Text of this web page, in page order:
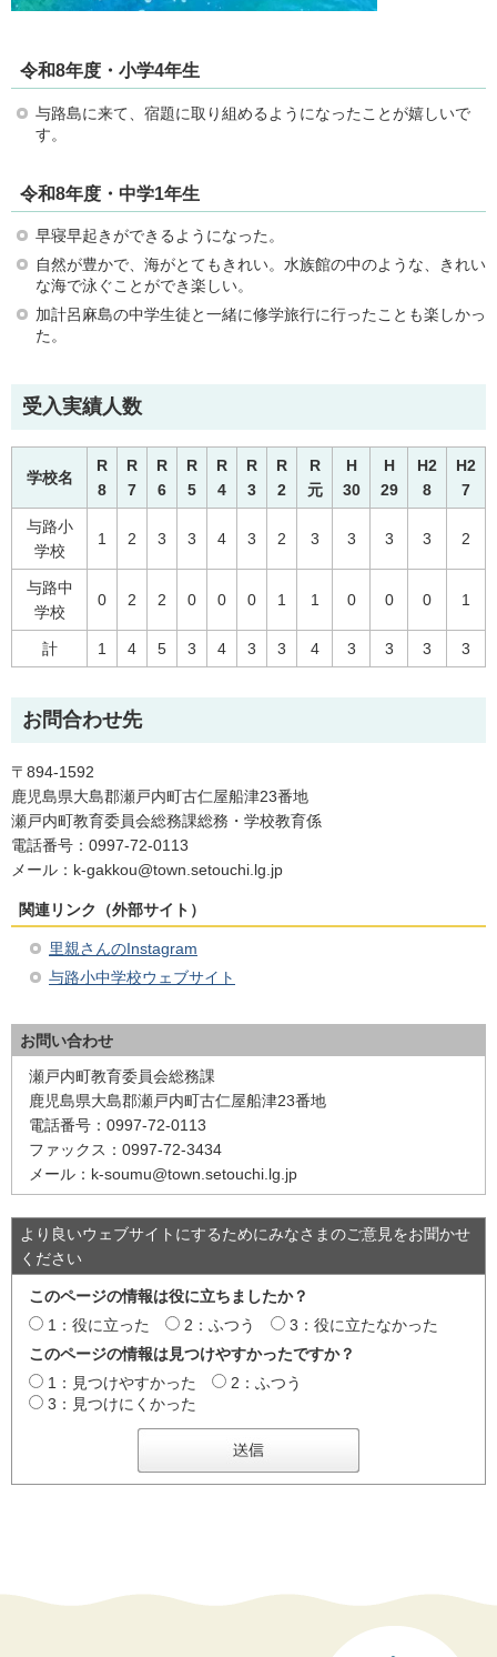
令和8年度・小学4年生
与路島に来て、宿題に取り組めるようになったことが嬉しいで
す。
令和8年度・中学1年生
早寝早起きができるようになった。
自然が豊かで、海がとてもきれい。水族館の中のような、きれい
な海で泳ぐことができ楽しい。
加計呂麻島の中学生徒と一緒に修学旅行に行ったことも楽しかっ
た。
受入実績人数
学校名
R
8
R
7
R
6
R
5
R
4
R
3
R
2
R
元
H
30
H
29
H2
8
H2
7
与路小
学校
1 2 3 3 4 3 2 3 3 3 3 2
与路中
学校
0 2 2 0 0 0 1 1 0 0 0 1
計 1 4 5 3 4 3 3 4 3 3 3 3
お問合わせ先
〒894-1592
鹿児島県大島郡瀬戸内町古仁屋船津23番地
瀬戸内町教育委員会総務課総務・学校教育係
電話番号：0997-72-0113
メール：k-gakkou@town.setouchi.lg.jp
関連リンク（外部サイト）
里親さんのInstagram
与路小中学校ウェブサイト
お問い合わせ
瀬戸内町教育委員会総務課
鹿児島県大島郡瀬戸内町古仁屋船津23番地
電話番号：0997-72-0113
ファックス：0997-72-3434
メール：k-soumu@town.setouchi.lg.jp
より良いウェブサイトにするためにみなさまのご意見をお聞かせ
ください
このページの情報は役に立ちましたか？
1：役に立った
2：ふつう
3：役に立たなかった
このページの情報は見つけやすかったですか？
1：見つけやすかった
2：ふつう
3：見つけにくかった